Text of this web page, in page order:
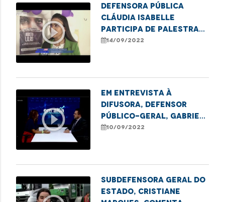
play_circle_outline
Defensora pública
Cláudia Isabelle
participa de palestra
em Alusão ao Agosto
14/09/2022
play_circle_outline
Em entrevista à
Difusora, defensor
público-geral, Gabriel
Furtado, fala sobre
10/09/2022
Subdefensora Geral do
Estado, Cristiane